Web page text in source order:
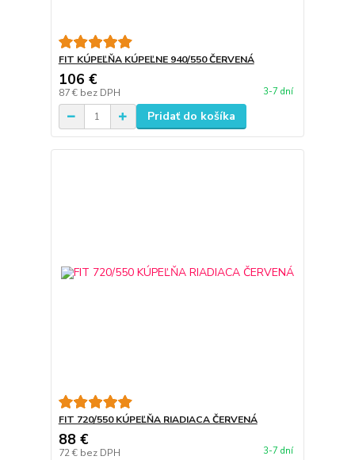
FIT KÚPEĽŇA KÚPEĽNE 940/550 ČERVENÁ
106 €
87 € bez DPH 3-7 dní
Pridať do košíka
FIT 720/550 KÚPEĽŇA RIADIACA ČERVENÁ
88 €
72 € bez DPH 3-7 dní